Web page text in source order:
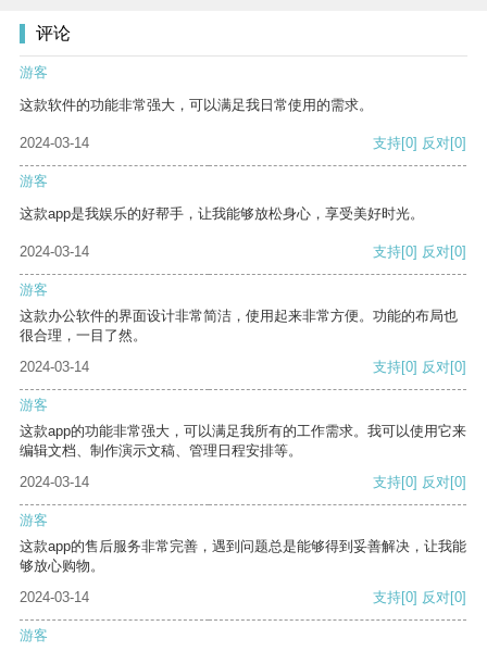
评论
游客
这款软件的功能非常强大，可以满足我日常使用的需求。
2024-03-14 支持[0] 反对[0]
游客
这款app是我娱乐的好帮手，让我能够放松身心，享受美好时光。
2024-03-14 支持[0] 反对[0]
游客
这款办公软件的界面设计非常简洁，使用起来非常方便。功能的布局也
很合理，一目了然。
2024-03-14
支持[0] 反对[0]
游客
这款app的功能非常强大，可以满足我所有的工作需求。我可以使用它来
编辑文档、制作演示文稿、管理日程安排等。
2024-03-14
支持[0] 反对[0]
游客
这款app的售后服务非常完善，遇到问题总是能够得到妥善解决，让我能
够放心购物。
2024-03-14
支持[0] 反对[0]
游客